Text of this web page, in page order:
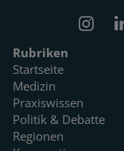
Rubriken
Startseite
Medizin
Praxiswissen
Politik & Debatte
Regionen